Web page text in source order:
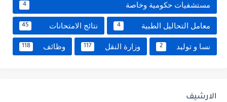
مستشفيات حكومية وخاصة 4
معامل التحاليل الطبية 4 نتائج الامتحانات 45
نسا و توليد 2 وزارة النقل 117 وظائف 118
الارشيف